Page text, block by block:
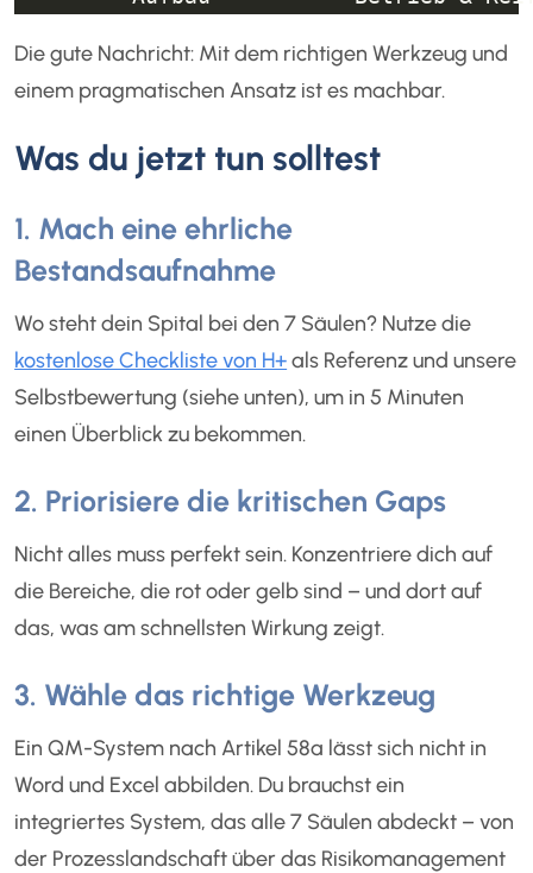
Die gute Nachricht: Mit dem richtigen Werkzeug und
einem pragmatischen Ansatz ist es machbar.
Was du jetzt tun solltest
1. Mach eine ehrliche
Bestandsaufnahme
Wo steht dein Spital bei den 7 Säulen? Nutze die
kostenlose Checkliste von H+als Referenz und unsere
Selbstbewertung (siehe unten), um in 5 Minuten
einen Überblick zu bekommen.
2. Priorisiere die kritischen Gaps
Nicht alles muss perfekt sein. Konzentriere dich auf
die Bereiche, die rot oder gelb sind – und dort auf
das, was am schnellsten Wirkung zeigt.
3. Wähle das richtige Werkzeug
Ein QM-System nach Artikel 58a lässt sich nicht in
Word und Excel abbilden. Du brauchst ein
integriertes System, das alle 7 Säulen abdeckt – von
der Prozesslandschaft über das Risikomanagement